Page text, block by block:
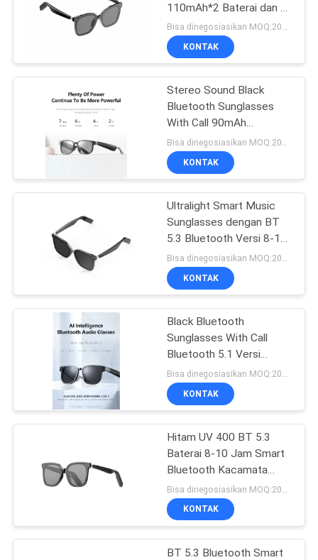
SHOPPING
PRIVASI
Kacamata Cerdas
VR
28
Modul Tampilan
Mikro
101
Kacamata Video
Teater Seluler
Kacamata Drone
FPV
78
110mAh*2 Baterai dan 8-
10 Jam Standby
Bisa dinegosiasikan MOQ:200 PCS
KONTAK
Stereo Sound Black
Bluetooth Sunglasses
With Call 90mAh
Kapasitas BT 5.1 Versi 4-
6 Jam Standby
Bisa dinegosiasikan MOQ:200 PCS
KONTAK
Ultralight Smart Music
Sunglasses dengan BT
5.3 Bluetooth Versi 8-10
Jam
KONTAK
Black Bluetooth
Sunglasses With Call
Bluetooth 5.1 Versi
90mAh Waktu Musik 4-6
Jam
KONTAK
Hitam UV 400 BT 5.3
Baterai 8-10 Jam Smart
Bluetooth Kacamata
Matahari Untuk
Mendengarkan Musik
KONTAK
BT 5.3 Bluetooth Smart